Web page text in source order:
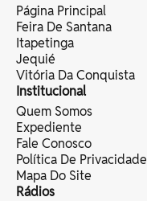
Página Principal
Feira De Santana
Itapetinga
Jequié
Vitória Da Conquista
Institucional
Quem Somos
Expediente
Fale Conosco
Política De Privacidade
Mapa Do Site
Rádios